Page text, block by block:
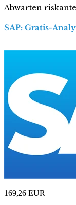
Abwarten
SAP: Gratis-
169,26 EUR